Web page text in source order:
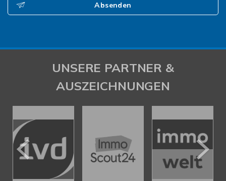
Absenden
UNSERE PARTNER &
AUSZEICHNUNGEN